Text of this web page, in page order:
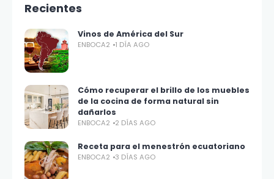
Recientes
Vinos de América del Sur
ENBOCA2 1 DÍA AGO
Cómo recuperar el brillo de los muebles
de la cocina de forma natural sin
dañarlos
ENBOCA2 2 DÍAS AGO
Receta para el menestrón ecuatoriano
ENBOCA2 3 DÍAS AGO